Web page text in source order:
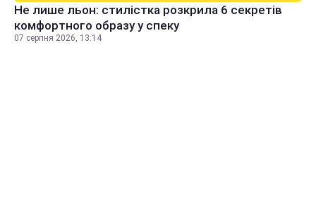
Не лише льон: стилістка розкрила 6 секретів
комфортного образу у спеку
07 серпня 2026, 13:14